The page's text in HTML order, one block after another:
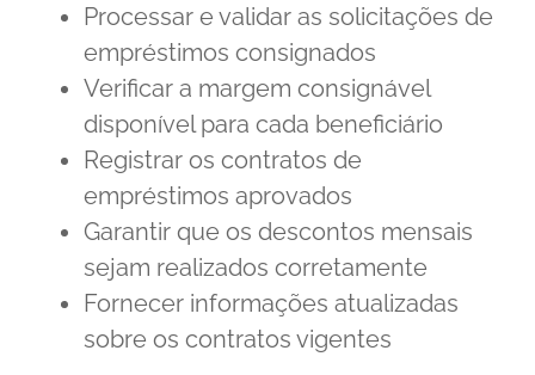
Processar e validar as solicitações de
empréstimos consignados
Verificar a margem consignável
disponível para cada beneficiário
Registrar os contratos de
empréstimos aprovados
Garantir que os descontos mensais
sejam realizados corretamente
Fornecer informações atualizadas
sobre os contratos vigentes